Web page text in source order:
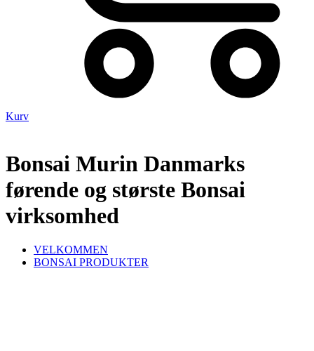
Kurv
Bonsai Murin Danmarks
førende og største Bonsai
virksomhed
VELKOMMEN
BONSAI PRODUKTER